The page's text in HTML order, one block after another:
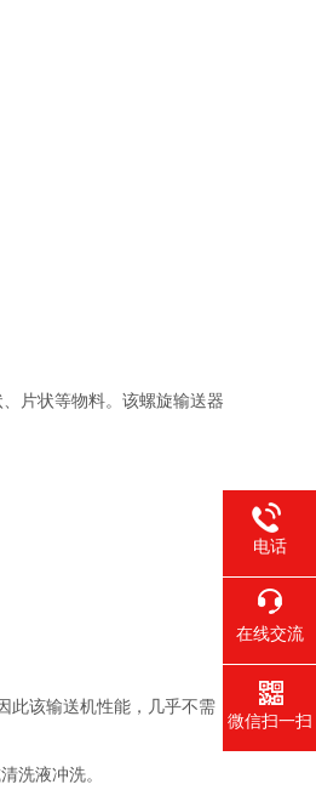
片状等物料。该螺旋输送器
此该输送机性能，几乎不需
洗液冲洗。
电话
在线交流
微信扫一扫